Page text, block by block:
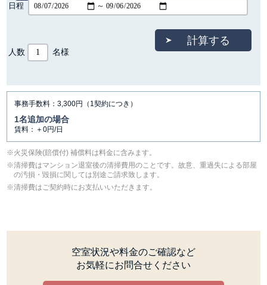
人数 名様
日程 ～
事務手数料：3,300円（1契約につき）
1名追加の場合
賃料：＋0円/日
⽕災保険(賠償付) 補償料は料⾦に含みます。
清掃費はマンション退室後の清掃費用のことです。故意、重過失による部屋
の汚損・毀損に関しては別途ご請求致します。
清掃費はご契約時にお支払いいただきます。
空室状況や料金のご確認など
お気軽にお問合せください